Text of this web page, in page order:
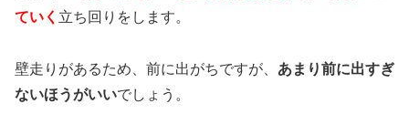
ていく 立ち回りをします。
壁走りがあるため、前に出がちですが、 あまり前に出すぎ
ないほうがいいでしょう。